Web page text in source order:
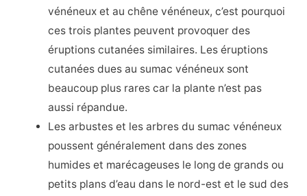
vénéneux et au chêne vénéneux, c’est pourquoi
ces trois plantes peuvent provoquer des
éruptions cutanées similaires. Les éruptions
cutanées dues au sumac vénéneux sont
beaucoup plus rares car la plante n’est pas
aussi répandue.
Les arbustes et les arbres du sumac vénéneux
poussent généralement dans des zones
humides et marécageuses le long de grands ou
petits plans d’eau dans le nord-est et le sud des